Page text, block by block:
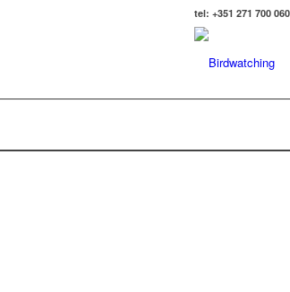
tel: +351 271 700